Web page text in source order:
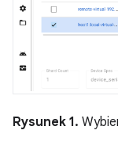
Rysunek 1.